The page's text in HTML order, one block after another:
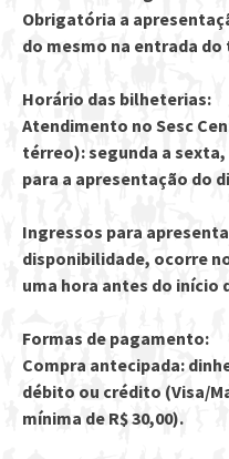
Obrigatória a
do mesmo na entrada
Horário das bilheterias:
Atendimento no Sesc
térreo): segunda a sexta,
para a apresentação do
Ingressos para
disponibilidade, ocorre
uma hora antes do início
Formas de pagamento:
Compra antecipada:
débito ou crédito (Visa/
mínima de R$ 30,00).